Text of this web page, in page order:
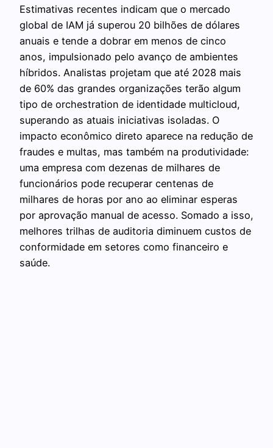
Estimativas recentes indicam que o mercado
global de IAM já superou 20 bilhões de dólares
anuais e tende a dobrar em menos de cinco
anos, impulsionado pelo avanço de ambientes
híbridos. Analistas projetam que até 2028 mais
de 60% das grandes organizações terão algum
tipo de orchestration de identidade multicloud,
superando as atuais iniciativas isoladas. O
impacto econômico direto aparece na redução de
fraudes e multas, mas também na produtividade:
uma empresa com dezenas de milhares de
funcionários pode recuperar centenas de
milhares de horas por ano ao eliminar esperas
por aprovação manual de acesso. Somado a isso,
melhores trilhas de auditoria diminuem custos de
conformidade em setores como financeiro e
saúde.